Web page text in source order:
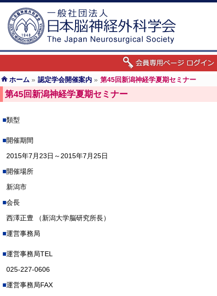
ホーム » 認定学会開催案内 » 第45回新潟神経学夏期セミナー
第45回新潟神経学夏期セミナー
類型
開催期間
2015年7月23日～2015年7月25日
開催場所
新潟市
会長
西澤正豊 （新潟大学脳研究所長）
運営事務局
運営事務局TEL
025-227-0606
運営事務局FAX